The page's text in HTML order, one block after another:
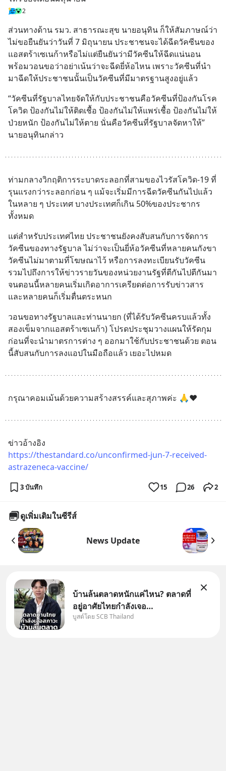
2
ส่วนทางด้าน รมว. สาธารณะสุข นายอนุทิน ก็ให้สัมภาษณ์ว่า
ไม่ขอยืนยันว่าวันที่ 7 มิถุนายน ประชาชนจะได้ฉีดวัคซีนของ
แอสตร้าเซเนก้าหรือไม่แต่ยืนยันว่ามีวัคซีนให้ฉีดแน่นอน
พร้อมวอนขอว่าอย่าเน้นว่าจะฉีดยี่ห้อไหน เพราะวัคซีนที่นำ
มาฉีดให้ประชาชนนั้นเป็นวัคซีนที่มีมาตรฐานสูงอยู่แล้ว
“วัคซีนที่รัฐบาลไทยจัดให้กับประชาชนคือวัคซีนที่ป้องกันโรค
โควิด ป้องกันไม่ให้ติดเชื้อ ป้องกันไม่ให้แพร่เชื้อ ป้องกันไม่ให้
ป่วยหนัก ป้องกันไม่ให้ตาย นั่นคือวัคซีนที่รัฐบาลจัดหาให้”
นายอนุทินกล่าว
ท่ามกลางวิกฤติการระบาดระลอกที่สามของไวรัสโควิด-19 ที่
รุนแรงกว่าระลอกก่อน ๆ แม้จะเริ่มมีการฉีดวัคซีนกันไปแล้ว
ในหลาย ๆ ประเทศ บางประเทศก็เกิน 50%ของประชากร
ทั้งหมด
แต่สำหรับประเทศไทย ประชาชนยังคงสับสนกับการจัดการ
วัคซีนของทางรัฐบาล ไม่ว่าจะเป็นยี่ห้อวัคซีนที่หลายคนกังขา
วัคซีนไม่มาตามที่โฆษณาไว้ หรือการลงทะเบียนรับวัคซีน
รวมไปถึงการให้ข่าวรายวันของหน่วยงานรัฐที่ตีกันไปตีกันมา
จนตอนนี้หลายคนเริ่มเกิดอาการเครียดต่อการรับข่าวสาร
และหลายคนก็เริ่มตื่นตระหนก
วอนขอทางรัฐบาลและท่านนายก (ที่ได้รับวัคซีนครบแล้วทั้ง
สองเข็มจากแอสตร้าเซเนก้า) โปรดประชุมวางแผนให้รัดกุม
ก่อนที่จะนำมาตรการต่าง ๆ ออกมาใช้กับประชาชนด้วย ตอน
นี้สับสนกับการลงแอปในมือถือแล้ว เยอะไปหมด
กรุณาคอมเม้นด้วยความสร้างสรรค์และสุภาพค่ะ 🙏❤️
ข่าวอ้างอิง
https://thestandard.co/unconfirmed-jun-7-received-
astrazeneca-vaccine/
3 บันทึก 15 26 2
ดูเพิ่มเติมในซีรีส์
News Update
บ้านล้นตลาดหนักแค่ไหน? ตลาดที่
อยู่อาศัยไทยกำลังเจอ
Oversupply หนักกว่าที่คิด และ
บูสต์โดย SCB Thailand